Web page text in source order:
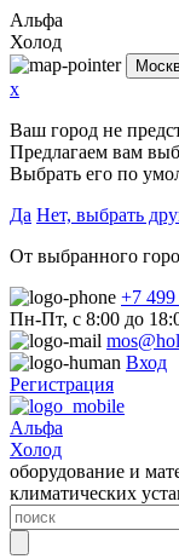
Альфа
Холод
x
Ваш город не
Предлагаем вам
Выбрать его по
Да Нет, выбрать
От выбранного
+7
Пн-Пт, с 8:00 до
Вход
Регистрация
Альфа
Холод
оборудование и
климатических